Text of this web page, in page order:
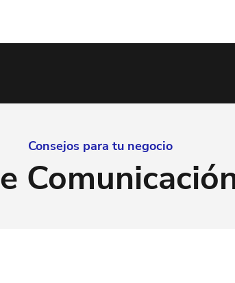
Consejos para tu negocio